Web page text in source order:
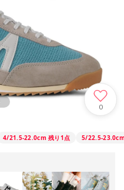
0
4/21.5-22.0cm 残り1点 5/22.5-